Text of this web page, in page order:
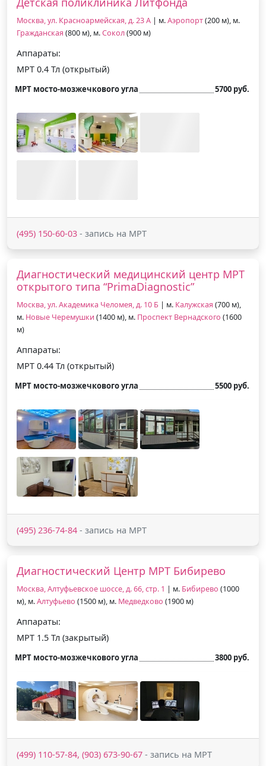
Москва, ул. Красноармейская, д. 23 А | м.Аэропорт(200 м), м.
Гражданская (800 м), м.Сокол(900 м)
Аппараты:
МРТ 0.4 Тл (открытый)
МРТ мосто-мозжечкового угла 5700 руб.
(495) 150-60-03 - запись на МРТ
Диагностический медицинский центр МРТ
открытого типа “PrimaDiagnostic”
Москва, ул. Академика Челомея, д. 10 Б | м. Калужская (700 м),
м. Новые Черемушки (1400 м), м. Проспект Вернадского (1600
м)
Аппараты:
МРТ 0.44 Тл (открытый)
МРТ мосто-мозжечкового угла 5500 руб.
(495) 236-74-84 - запись на МРТ
Диагностический Центр МРТ Бибирево
Москва, Алтуфьевское шоссе, д. 66, стр. 1 | м. Бибирево (1000
м), м.Алтуфьево (1500 м), м. Медведково (1900 м)
Аппараты:
МРТ 1.5 Тл (закрытый)
МРТ мосто-мозжечкового угла 3800 руб.
(499) 110-57-84, (903) 673-90-67 - запись на МРТ